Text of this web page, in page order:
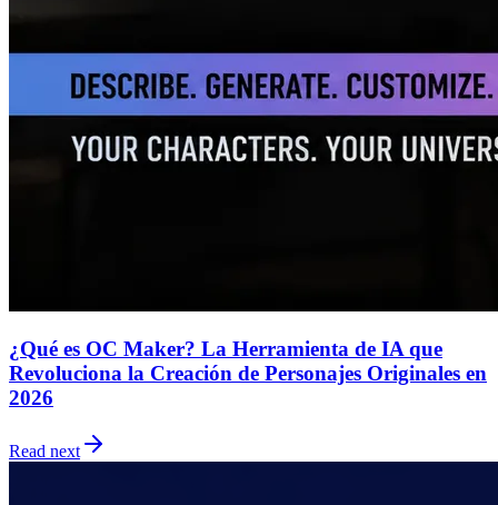
¿Qué es OC Maker? La Herramienta de IA que
Revoluciona la Creación de Personajes Originales en
2026
Read next